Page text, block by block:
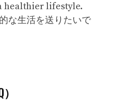
healthier lifestyle.
な生活を送りたいで